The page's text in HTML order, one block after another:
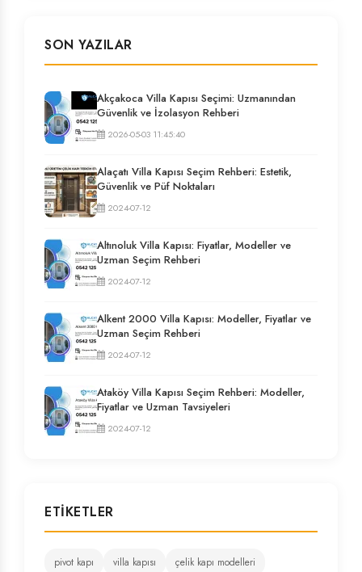
SON YAZILAR
Akçakoca Villa Kapısı Seçimi: Uzmanından
Güvenlik ve İzolasyon Rehberi
2026-05-03 11:45:40
Alaçatı Villa Kapısı Seçim Rehberi: Estetik,
Güvenlik ve Püf Noktaları
2024-07-12
Altınoluk Villa Kapısı: Fiyatlar, Modeller ve
Uzman Seçim Rehberi
2024-07-12
Alkent 2000 Villa Kapısı: Modeller, Fiyatlar ve
Uzman Seçim Rehberi
2024-07-12
Ataköy Villa Kapısı Seçim Rehberi: Modeller,
Fiyatlar ve Uzman Tavsiyeleri
2024-07-12
ETIKETLER
pivot kapı villa kapısı
çelik kapı modelleri